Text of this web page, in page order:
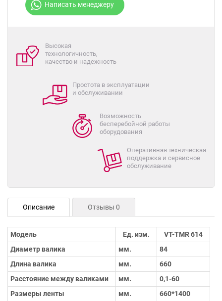
Написать менеджеру
Высокая
технологичность,
качество и надежность
Простота в эксплуатации
и обслуживании
Возможность
бесперебойной работы
оборудования
Оперативная техническая
поддержка и сервисное
обслуживание
Описание Отзывы 0
Модель Ед. изм.
VT-TMR 614
Диаметр валика
мм.
84
Длина валика
мм.
660
Расстояние между валиками
мм.
0,1-60
Размеры ленты
мм.
660*1400